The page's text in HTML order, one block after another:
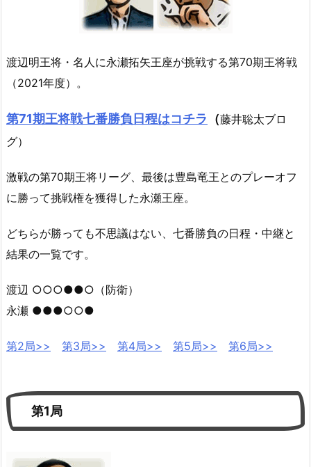
渡辺明王将・名人に永瀬拓矢王座が挑戦する第70期王将戦
（2021年度）。
第71期王将戦七番勝負日程はコチラ （藤井聡太ブロ
グ）
激戦の第70期王将リーグ、最後は豊島竜王とのプレーオフ
に勝って挑戦権を獲得した永瀬王座。
どちらが勝っても不思議はない、七番勝負の日程・中継と
結果の一覧です。
渡辺 ○○○●●○（防衛）
永瀬 ●●●○○●
第2局>> 第3局>> 第4局>> 第5局>> 第6局>>
第1局